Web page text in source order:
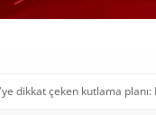
dikkat çeken kutlama planı: